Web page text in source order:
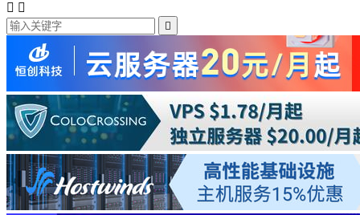
 
